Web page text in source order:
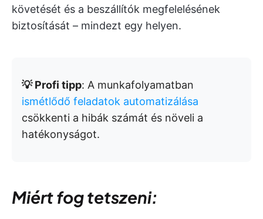
követését és a beszállítók megfelelésének
biztosítását – mindezt egy helyen.
💡 Profi tipp: A munkafolyamatban
ismétlődő feladatok automatizálása
csökkenti a hibák számát és növeli a
hatékonyságot.
Miért fog tetszeni: